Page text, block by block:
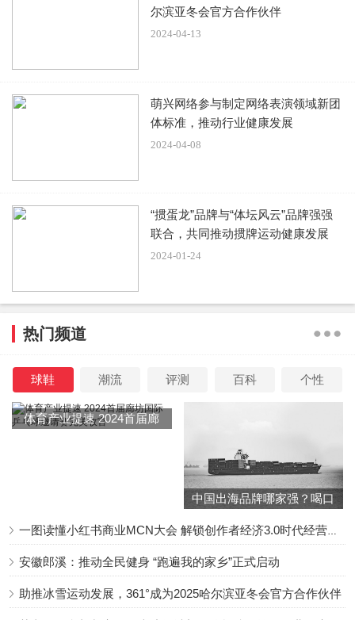
任素汐一直都是一个骨子里特别要强的女生，上课的时候永
远都是在认真的听讲，专心致志的琢磨自己写的剧本。
任素汐的认真吸引了同学李洋的注意力，在李洋看来这个女
生和大多数人都不一样，她总有自己最坚韧的地方，永远都
真的学习。
这也让李洋对任素汐的作品产生了很大的兴趣，李洋和这位
一个负责出演，这也让李洋和任素汐之间擦出了不一样的火
为此，两人经常一起出双入对，任素汐也成为了表演班的常
这让任素汐终于是学习到了很多表演的知识，激发起了任素
而任素汐和李洋也是在多次的合作之后，渐渐的走到了一
尔滨亚冬会官方合作伙伴
2024-04-13
萌兴网络参与制定网络表演领域新团
体标准，推动行业健康发展
2024-04-08
“掼蛋龙”品牌与“体坛风云”品牌强强
联合，共同推动掼牌运动健康发展
2024-01-24
热门频道
球鞋 潮流 评测 百科 个性
体育产业提速 2024首届廊
中国出海品牌哪家强？喝口
安徽郎溪：推动全民健身 “跑遍我的家乡”正式启动
助推冰雪运动发展，361°成为2025哈尔滨亚冬会官方合作伙伴